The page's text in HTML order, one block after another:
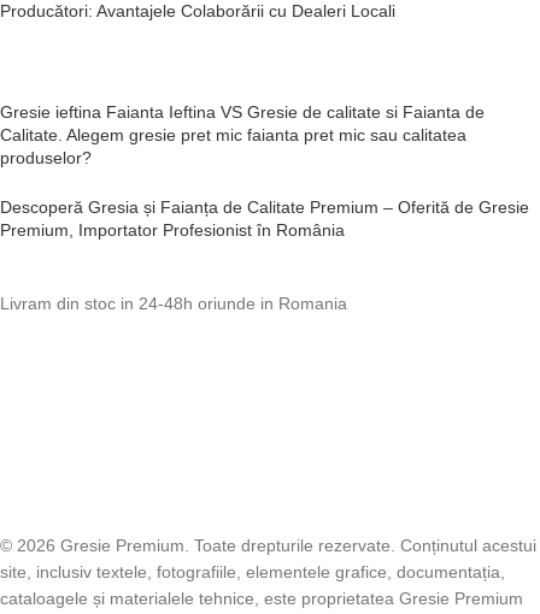
Producători: Avantajele Colaborării cu Dealeri Locali
Gresie ieftina Faianta Ieftina VS Gresie de calitate si Faianta de
Calitate. Alegem gresie pret mic faianta pret mic sau calitatea
produselor?
Descoperă Gresia și Faianța de Calitate Premium – Oferită de Gresie
Premium, Importator Profesionist în România
Livram din stoc in 24-48h oriunde in Romania
© 2026 Gresie Premium. Toate drepturile rezervate. Conținutul acestui
site, inclusiv textele, fotografiile, elementele grafice, documentația,
cataloagele și materialele tehnice, este proprietatea Gresie Premium